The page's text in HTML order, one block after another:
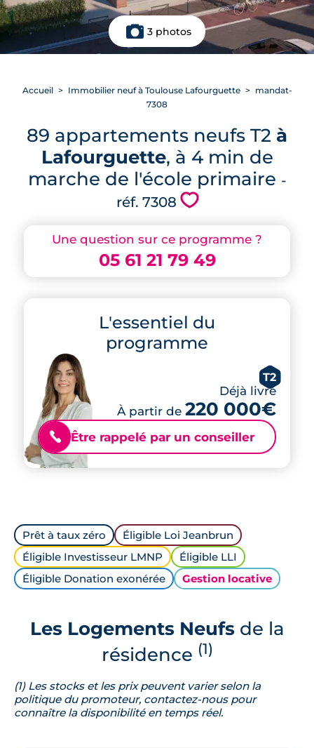
3 photos
Une question sur ce programme ?
05 61 21 79 49
L'essentiel du
programme
T2
Déjà livré
À partir de 220 000€
📞 Être rappelé par un conseiller
Accueil Immobilier neuf à Toulouse Lafourguette
mandat-
7308
89 appartements neufs T2 à
Lafourguette, à 4 min de
marche de l'école primaire -
réf. 7308 💗
Prêt à taux zéro
Éligible Loi Jeanbrun
Éligible Investisseur LMNP
Éligible LLI
Éligible Donation exonérée
Gestion locative
Les Logements Neufsde la
résidence (1)
(1) Les stocks et les prix peuvent varier selon la
politique du promoteur, contactez-nous pour
connaître la disponibilité en temps réel.